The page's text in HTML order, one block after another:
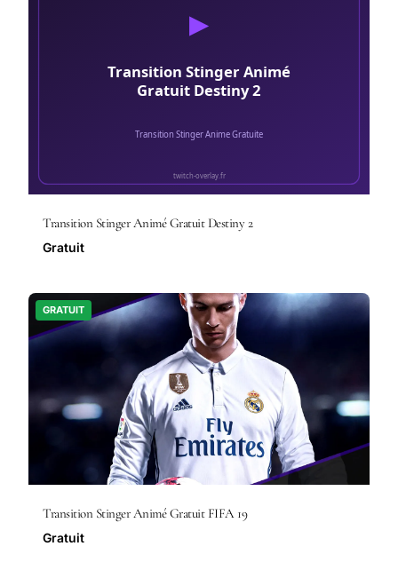
Transition Stinger Animé Gratuit Destiny 2
Gratuit
GRATUIT
Transition Stinger Animé Gratuit FIFA 19
Gratuit